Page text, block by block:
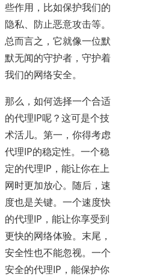
些作用，比如保护我们的
隐私、防止恶意攻击等。
总而言之，它就像一位默
默无闻的守护者，守护着
我们的网络安全。
那么，如何选择一个合适
的代理IP呢？这可是个技
术活儿。第一，你得考虑
代理IP的稳定性。一个稳
定的代理IP，能让你在上
网时更加放心。随后，速
度也是关键。一个速度快
的代理IP，能让你享受到
更快的网络体验。末尾，
安全性也不能忽视。一个
安全的代理IP，能保护你